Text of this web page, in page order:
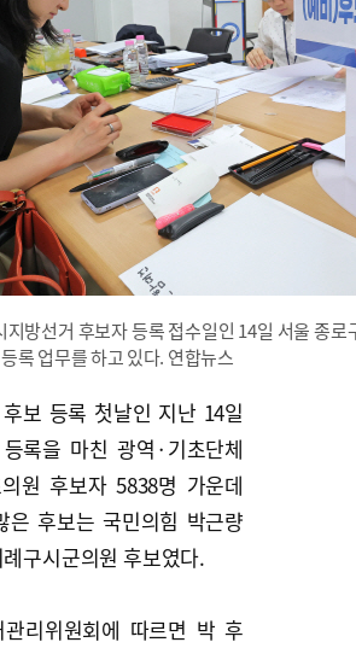
지방선거 후보자 등록 접수일인 14일 서울 종
록 업무를 하고 있다. 연합뉴스
보 등록 첫날인 지난 14일
록을 마친 광역·기초단체
원 후보자 5838명 가운데
은 후보는 국민의힘 박근량
구시군의원 후보였다.
관리위원회에 따르면 박 후